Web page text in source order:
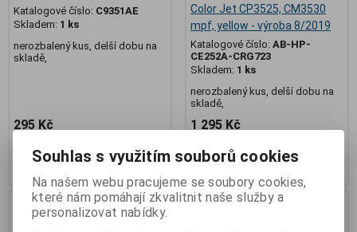
Katalogové číslo: C9351AE
Skladem: 1 ks
nerozbalený kus, delší dobu na
skladě,
295 Kč
Koupit
Color Jet CP3525, CM3530
mpf, yellow - výroba 8/2019
Katalogové číslo: AB-HP-
CE252A-CRG723
Skladem: 1 ks
nerozbalený kus, delší dobu na
skladě,
1 295 Kč
Koupit
Souhlas s využitím souborů cookies
Na našem webu pracujeme se soubory cookies,
které nám pomáhají zkvalitnit naše služby a
personalizovat nabídky.